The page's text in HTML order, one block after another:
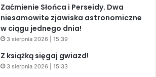
Zaćmienie Słońca i Perseidy. Dwa
niesamowite zjawiska astronomiczne
w ciągu jednego dnia!
3 sierpnia 2026 | 15:39
Z książką sięgaj gwiazd!
3 sierpnia 2026 | 15:33